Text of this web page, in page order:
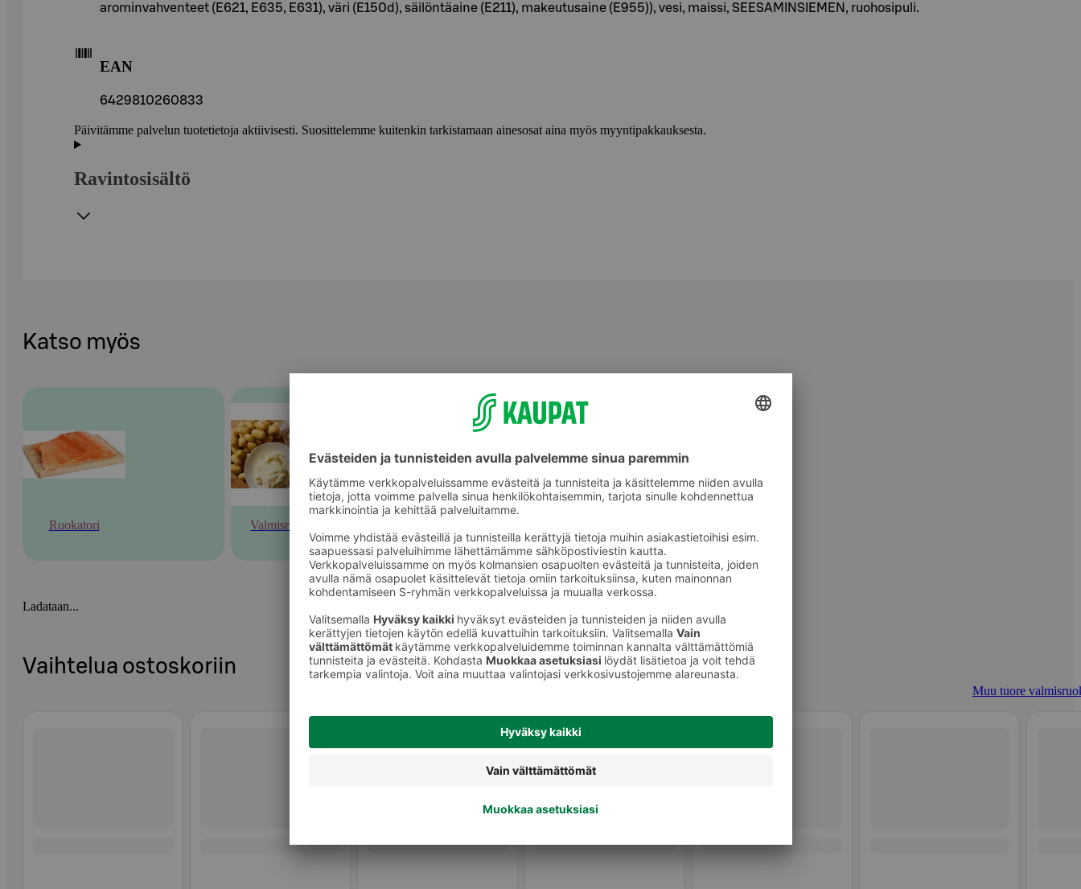
arominvahventeet (E621, E635, E631), väri (E150d), säilöntäaine (E211), makeutusaine (E955)), vesi, maissi, SEESAMINSIEMEN, ruohosipuli.
EAN
6429810260833
Päivitämme palvelun tuotetietoja aktiivisesti. Suosittelemme kuitenkin tarkistamaan ainesosat aina myös myyntipakkauksesta.
Ravintosisältö
Katso myös
Ruokatori Valmisruoka
Ladataan...
Vaihtelua ostoskoriin
Muu tuore